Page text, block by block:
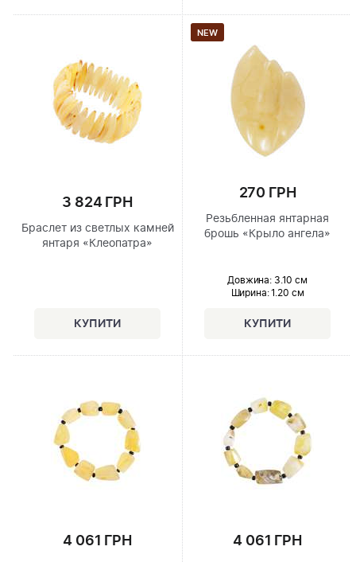
3 824 ГРН
Браслет из светлых камней
янтаря «Клеопатра»
NEW
270 ГРН
Резьбленная янтарная
брошь «Крыло ангела»
Довжина: 3.10 см
Ширина: 1.20 см
4 061 ГРН 4 061 ГРН